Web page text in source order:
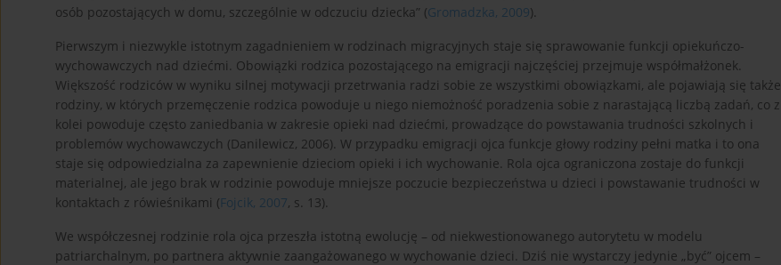
osób pozostających w domu, szczególnie w odczuciu dziecka” (Gromadzka, 2009).
Pierwszym i niezwykle istotnym zagadnieniem w rodzinach migracyjnych staje się sprawowanie funkcji opiekuńczo-
wychowawczych nad dziećmi. Obowiązki rodzica pozostającego na emigracji najczęściej przejmuje współmałżonek.
Większość rodziców w wyniku silnej motywacji przetrwania radzi sobie ze wszystkimi obowiązkami, ale pojawiają się także
rodziny, w których przemęczenie rodzica powoduje u niego niemożność poradzenia sobie z narastającą liczbą zadań, co z
kolei powoduje często zaniedbania w zakresie opieki nad dziećmi, prowadzące do powstawania trudności szkolnych i
problemów wychowawczych (Danilewicz, 2006). W przypadku emigracji ojca funkcje głowy rodziny pełni matka i to ona
staje się odpowiedzialna za zapewnienie dzieciom opieki i ich wychowanie. Rola ojca ograniczona zostaje do funkcji
materialnej, ale jego brak w rodzinie powoduje mniejsze poczucie bezpieczeństwa u dzieci i powstawanie trudności w
kontaktach z rówieśnikami (Fojcik, 2007, s. 13).
We współczesnej rodzinie rola ojca przeszła istotną ewolucję – od niekwestionowanego autorytetu w modelu
patriarchalnym, po partnera aktywnie zaangażowanego w wychowanie dzieci. Dziś nie wystarczy jedynie „być” ojcem –